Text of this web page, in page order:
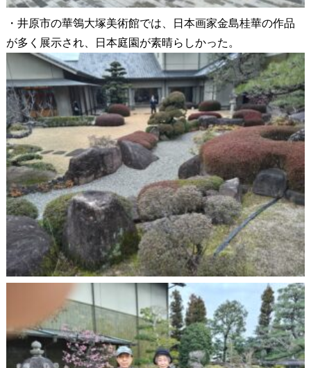
・井原市の華鴒大塚美術館では、日本画家金島桂華の作品
が多く展示され、日本庭園が素晴らしかった。